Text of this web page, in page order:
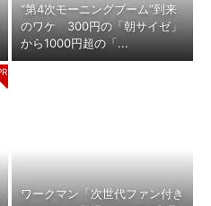
“第4次モーニングブーム”到来
のワケ 300円の「朝サイゼ」
から1000円超の「...
ワークマン「次世代ファン付き